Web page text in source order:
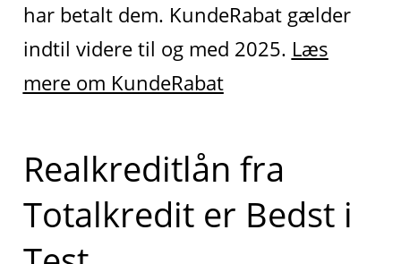
har betalt dem. KundeRabat gælder
indtil videre til og med 2025. Læs
mere om KundeRabat
Realkreditlån fra
Totalkredit er Bedst i